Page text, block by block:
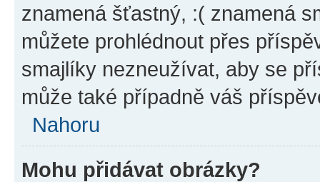
znamená šťastný, :( znamená
můžete prohlédnout přes
smajlíky nezneužívat, aby se
může také případně váš
Nahoru
Mohu přidávat obrázky?